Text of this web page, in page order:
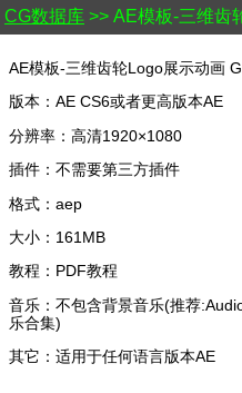
CG数据库 >> AE模板-三维齿
AE模板-三维齿轮Logo展示动画
版本：AE CS6或者更高版本AE
分辨率：高清1920×1080
插件：不需要第三方插件
格式：aep
大小：161MB
教程：PDF教程
音乐：不包含背景音乐(推荐
乐合集)
其它：适用于任何语言版本AE